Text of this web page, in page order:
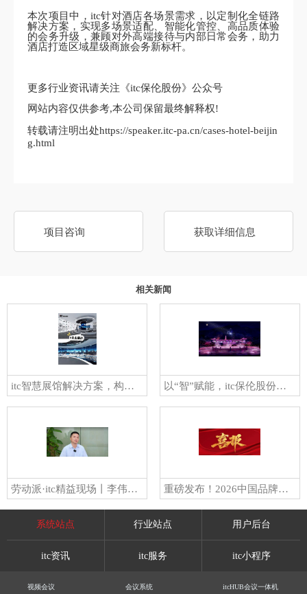
本次项目中，itc针对酒店各场景需求，以定制化全链路
解决方案，实现多场景适配、智能化管控、高品质体验
的会务升级，兼顾对外高端接待与内部日常会务，助力
酒店打造区域星级商旅会务新标杆。
更多行业资讯请关注《itc保伦股份》公众号
网站内容仅供参考,本公司保留最终解释权!
转载请注明出处https://speaker.itc-pa.cn/cases-hotel-beijin
g.html
项目咨询 获取详细信息
相关新闻
itc智慧展馆解决方案，构建数字化生态模式 以“智”赋能，itc保伦股份重塑沉浸式文旅新体验
劳动派·itc精益现场丨李伟：专注一束光，照亮人生梦 重磅发布！2026中国品牌日商标品牌发展会议在京举行，itc保伦股份荣获“AAA知名商标品牌”！
系统站点 行业站点 用户后台
itc资讯 itc服务 itc小程序
视频会议 会议系统 itcHUB会议一体机